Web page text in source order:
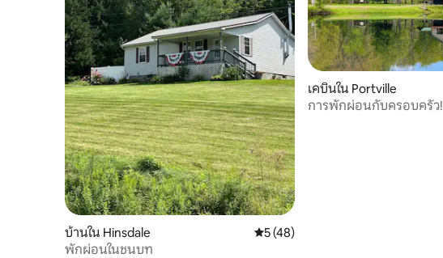
บ้านใน Hinsdale คะแนนเฉลี่ย 5 จาก 5, 48 รีวิว
5 (48)
พักผ่อนในชนบท
เคบินใน Portville
การพักผ่อนกับครอบครัว!